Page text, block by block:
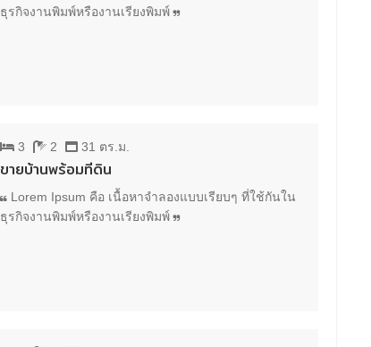
ธุรกิจงานพิมพ์หรืองานเรียงพิมพ์
3 2 31 ตร.ม.
ขายบ้านพร้อมที่ดิน
Lorem Ipsum คือ เนื้อหาจำลองแบบเรียบๆ ที่ใช้กันใน
ธุรกิจงานพิมพ์หรืองานเรียงพิมพ์